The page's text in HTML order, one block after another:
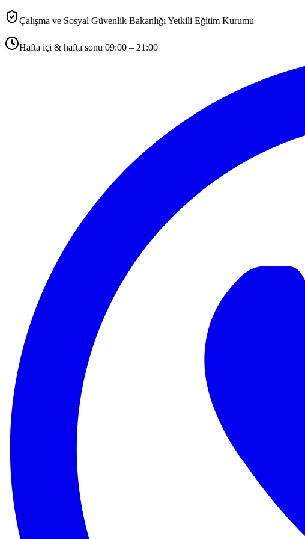
Çalışma ve Sosyal Güvenlik Bakanlığı Yetkili Eğitim Kurumu
Hafta içi & hafta sonu 09:00 – 21:00